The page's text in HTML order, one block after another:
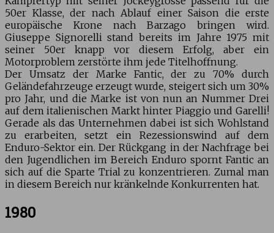
50er Klasse, der nach Ablauf einer Saison die erste
europäische Krone nach Barzago bringen wird.
Giuseppe Signorelli stand bereits im Jahre 1975 mit
seiner 50er knapp vor diesem Erfolg, aber ein
Motorproblem zerstörte ihm jede Titelhoffnung.
Der Umsatz der Marke Fantic, der zu 70% durch
Geländefahrzeuge erzeugt wurde, steigert sich um 30%
pro Jahr, und die Marke ist von nun an Nummer Drei
auf dem italienischen Markt hinter Piaggio und Garelli!
Gerade als das Unternehmen dabei ist sich Wohlstand
zu erarbeiten, setzt ein Rezessionswind auf dem
Enduro-Sektor ein. Der Rückgang in der Nachfrage bei
den Jugendlichen im Bereich Enduro spornt Fantic an
sich auf die Sparte Trial zu konzentrieren. Zumal man
in diesem Bereich nur kränkelnde Konkurrenten hat.
1980